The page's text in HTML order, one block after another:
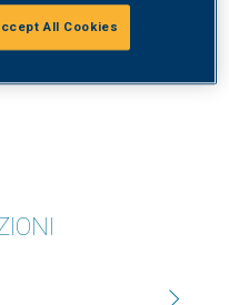
Polidiagnostico
All Cookies